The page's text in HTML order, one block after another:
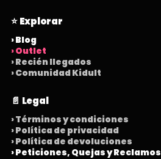
⭐ Explorar
› Blog
› Outlet
› Recién llegados
› Comunidad Kidult
📄 Legal
› Términos y condiciones
› Política de privacidad
› Política de devoluciones
› Peticiones, Quejas y Reclamos